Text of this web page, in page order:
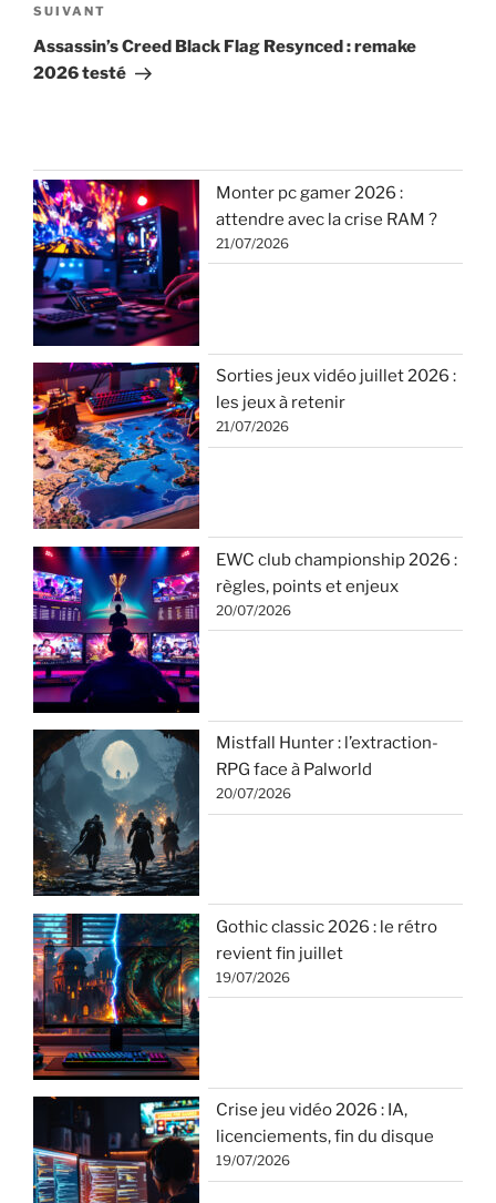
Article
suivant
SUIVANT
Assassin’s Creed Black Flag Resynced : remake
2026 testé
Monter pc gamer 2026 :
attendre avec la crise RAM ?
21/07/2026
Sorties jeux vidéo juillet 2026 :
les jeux à retenir
21/07/2026
EWC club championship 2026 :
règles, points et enjeux
20/07/2026
Mistfall Hunter : l’extraction-
RPG face à Palworld
20/07/2026
Gothic classic 2026 : le rétro
revient fin juillet
19/07/2026
Crise jeu vidéo 2026 : IA,
licenciements, fin du disque
19/07/2026